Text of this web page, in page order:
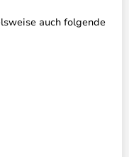
auch folgende